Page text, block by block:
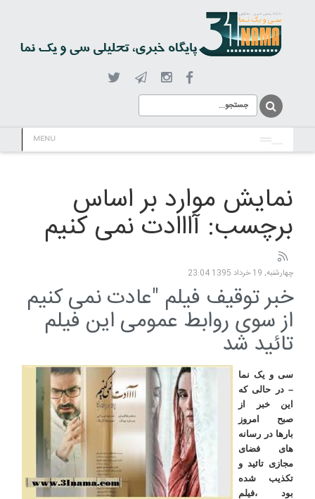
MENU
نمایش موارد بر اساس
برچسب: آااادت نمی کنیم
چهارشنبه, 19 خرداد 1395 23:04
خبر توقیف فیلم "عادت نمی کنیم
از سوی روابط عمومی این فیلم
تائید شد
سی و یک نما
– در حالی که
این خبر از
صبح امروز
بارها در رسانه
های فضای
مجازی تائید و
تکذیب شده
بود ،فیلم